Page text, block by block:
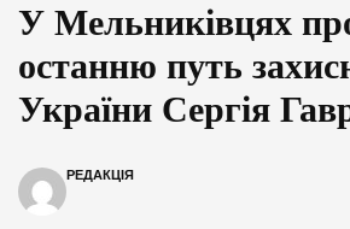
У Мельниківцях
останню путь
України Сергія
РЕДАКЦІЯ